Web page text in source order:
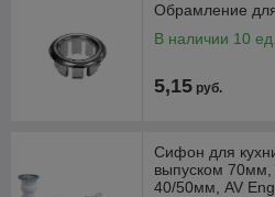
Обрамление
В наличии 10 ед.
5,15 руб.
Сифон для
выпуском 70мм,
40/50мм, AV